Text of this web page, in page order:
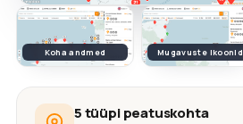
Koha andmed Mugavuste ikoonid
5 tüüpi peatuskohta